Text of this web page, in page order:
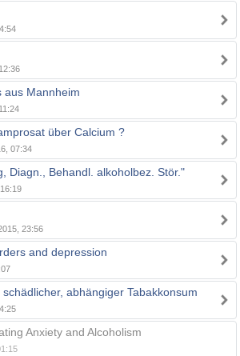
aus Mannheim
über Calcium ?
07:34
Diagn., Behandl. alkoholbez. Stör."
23:56
and depression
abhängiger Tabakkonsum
Anxiety and Alcoholism